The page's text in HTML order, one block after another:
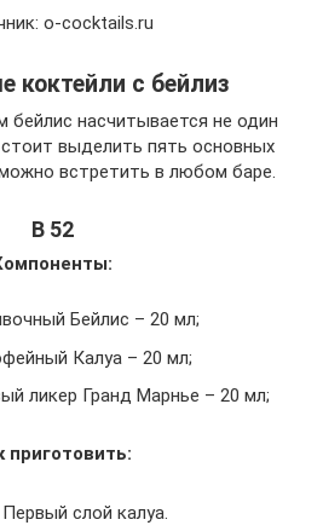
o-cocktails.ru
коктейли с бейлиз
бейлис насчитывается не один
выделить пять основных
встретить в любом баре.
В 52
Бейлис – 20 мл;
Калуа – 20 мл;
ликер Гранд Марнье – 20 мл;
приготовить:
Первый слой калуа.